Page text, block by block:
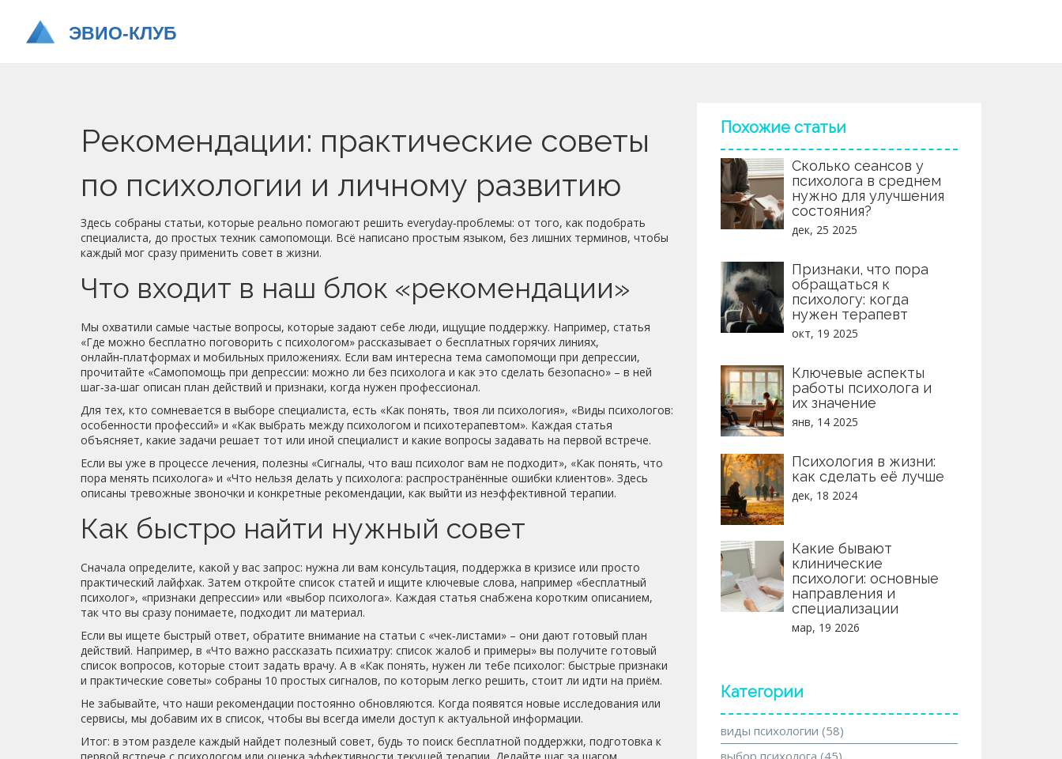
Рекомендации: практические советы
по психологии и личному развитию
Здесь собраны статьи, которые реально помогают решить everyday‑проблемы: от того, как подобрать
специалиста, до простых техник самопомощи. Всё написано простым языком, без лишних терминов, чтобы
каждый мог сразу применить совет в жизни.
Что входит в наш блок «рекомендации»
Мы охватили самые частые вопросы, которые задают себе люди, ищущие поддержку. Например, статья
«Где можно бесплатно поговорить с психологом» рассказывает о бесплатных горячих линиях,
онлайн‑платформах и мобильных приложениях. Если вам интересна тема самопомощи при депрессии,
прочитайте «Самопомощь при депрессии: можно ли без психолога и как это сделать безопасно» – в ней
шаг‑за‑шаг описан план действий и признаки, когда нужен профессионал.
Для тех, кто сомневается в выборе специалиста, есть «Как понять, твоя ли психология», «Виды психологов:
особенности профессий» и «Как выбрать между психологом и психотерапевтом». Каждая статья
объясняет, какие задачи решает тот или иной специалист и какие вопросы задавать на первой встрече.
Если вы уже в процессе лечения, полезны «Сигналы, что ваш психолог вам не подходит», «Как понять, что
пора менять психолога» и «Что нельзя делать у психолога: распространённые ошибки клиентов». Здесь
описаны тревожные звоночки и конкретные рекомендации, как выйти из неэффективной терапии.
Как быстро найти нужный совет
Сначала определите, какой у вас запрос: нужна ли вам консультация, поддержка в кризисе или просто
практический лайфхак. Затем откройте список статей и ищите ключевые слова, например «бесплатный
психолог», «признаки депрессии» или «выбор психолога». Каждая статья снабжена коротким описанием,
так что вы сразу понимаете, подходит ли материал.
Если вы ищете быстрый ответ, обратите внимание на статьи с «чек‑листами» – они дают готовый план
действий. Например, в «Что важно рассказать психиатру: список жалоб и примеры» вы получите готовый
список вопросов, которые стоит задать врачу. А в «Как понять, нужен ли тебе психолог: быстрые признаки
и практические советы» собраны 10 простых сигналов, по которым легко решить, стоит ли идти на приём.
Не забывайте, что наши рекомендации постоянно обновляются. Когда появятся новые исследования или
сервисы, мы добавим их в список, чтобы вы всегда имели доступ к актуальной информации.
Итог: в этом разделе каждый найдет полезный совет, будь то поиск бесплатной поддержки, подготовка к
Похожие статьи
Сколько сеансов у
психолога в среднем
нужно для улучшения
состояния?
дек, 25 2025
Признаки, что пора
обращаться к
психологу: когда
нужен терапевт
окт, 19 2025
Ключевые аспекты
работы психолога и
их значение
янв, 14 2025
Психология в жизни:
как сделать её лучше
дек, 18 2024
Какие бывают
клинические
психологи: основные
направления и
специализации
мар, 19 2026
Категории
виды психологии (58)
выбор психолога (45)